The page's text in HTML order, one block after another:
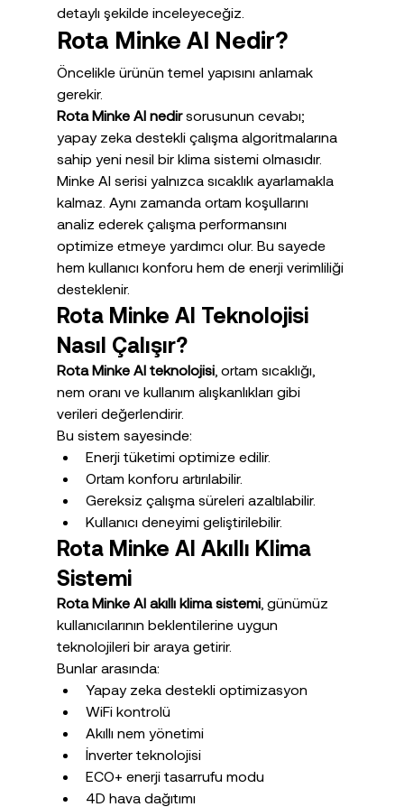
detaylı şekilde inceleyeceğiz.
Rota Minke AI Nedir?
Öncelikle ürünün temel yapısını anlamak
gerekir.
Rota Minke AI nedir sorusunun cevabı;
yapay zeka destekli çalışma algoritmalarına
sahip yeni nesil bir klima sistemi olmasıdır.
Minke AI serisi yalnızca sıcaklık ayarlamakla
kalmaz. Aynı zamanda ortam koşullarını
analiz ederek çalışma performansını
optimize etmeye yardımcı olur. Bu sayede
hem kullanıcı konforu hem de enerji verimliliği
desteklenir.
Rota Minke AI Teknolojisi
Nasıl Çalışır?
Rota Minke AI teknolojisi, ortam sıcaklığı,
nem oranı ve kullanım alışkanlıkları gibi
verileri değerlendirir.
Bu sistem sayesinde:
Enerji tüketimi optimize edilir.
Ortam konforu artırılabilir.
Gereksiz çalışma süreleri azaltılabilir.
Kullanıcı deneyimi geliştirilebilir.
Rota Minke AI Akıllı Klima
Sistemi
Rota Minke AI akıllı klima sistemi, günümüz
kullanıcılarının beklentilerine uygun
teknolojileri bir araya getirir.
Bunlar arasında:
Yapay zeka destekli optimizasyon
WiFi kontrolü
Akıllı nem yönetimi
İnverter teknolojisi
ECO+ enerji tasarrufu modu
4D hava dağıtımı